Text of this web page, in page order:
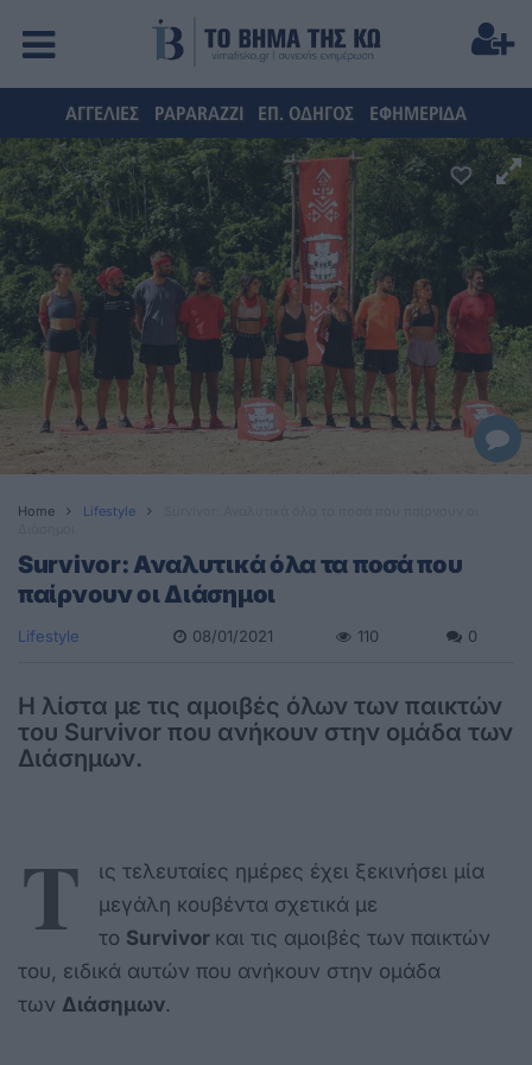
ΑΓΓΕΛΙΕΣ PAPARAZZI ΕΠ. ΟΔΗΓΟΣ ΕΦΗΜΕΡΙΔΑ
Home Lifestyle
Survivor: Αναλυτικά όλα τα ποσά που
παίρνουν οι Διάσημοι
Lifestyle 08/01/2021 110 0
Η λίστα με τις αμοιβές όλων των παικτών
του Survivor που ανήκουν στην ομάδα των
Διάσημων.
Τ
ις τελευταίες ημέρες έχει ξεκινήσει μία
μεγάλη κουβέντα σχετικά με
το Survivor και τις αμοιβές των παικτών
του, ειδικά αυτών που ανήκουν στην ομάδα
των Διάσημων.